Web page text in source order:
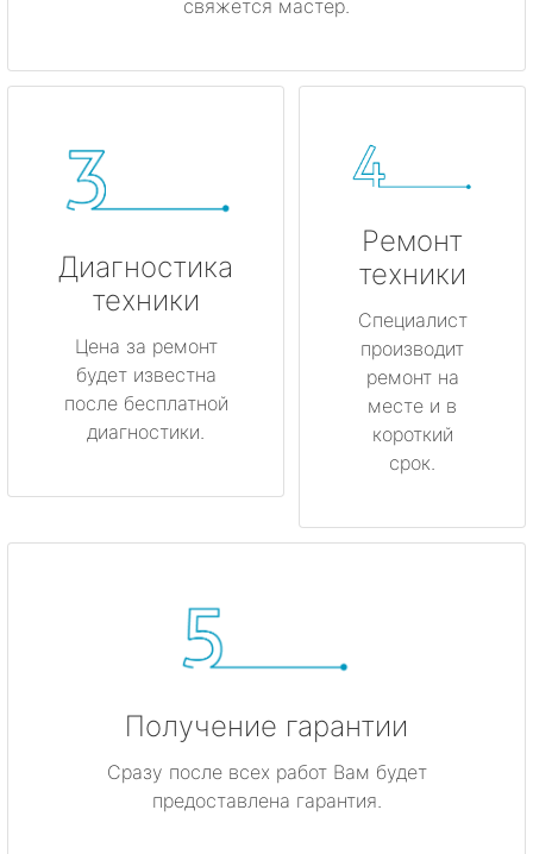
свяжется мастер.
Диагностика
техники
Цена за ремонт
будет известна
после бесплатной
диагностики.
Ремонт
техники
Специалист
производит
ремонт на
месте и в
короткий
срок.
Получение гарантии
Сразу после всех работ Вам будет
предоставлена гарантия.